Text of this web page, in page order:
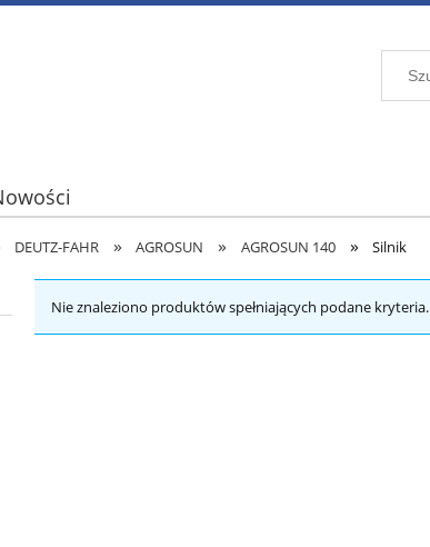
DEUTZ-FAHR » AGROSUN » AGROSUN 140 » Silnik
Nie znaleziono produktów spełniających podane kryteria.